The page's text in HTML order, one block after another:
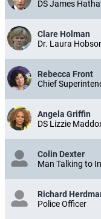
DS James
Clare Holman
Dr. Laura
Rebecca Front
Chief
Angela Griffin
DS Lizzie
Colin Dexter
Man Talking to
Richard
Police Officer